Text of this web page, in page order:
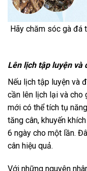
Hãy chăm sóc gà đá
Lên lịch tập luyện và
Nếu lịch tập luyện và
cần lên lịch lại và cho
mới có thể tích tụ
tăng cân, khuyến
6 ngày cho một lần.
cân hiệu quả.
Với những nguyên